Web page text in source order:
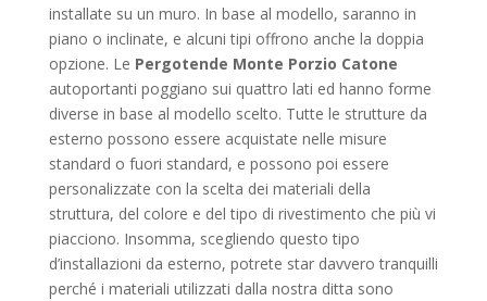
installate su un muro. In base al modello, saranno in
piano o inclinate, e alcuni tipi offrono anche la doppia
opzione. Le Pergotende Monte Porzio Catone
autoportanti poggiano sui quattro lati ed hanno forme
diverse in base al modello scelto. Tutte le strutture da
esterno possono essere acquistate nelle misure
standard o fuori standard, e possono poi essere
personalizzate con la scelta dei materiali della
struttura, del colore e del tipo di rivestimento che più vi
piacciono. Insomma, scegliendo questo tipo
d’installazioni da esterno, potrete star davvero tranquilli
perché i materiali utilizzati dalla nostra ditta sono